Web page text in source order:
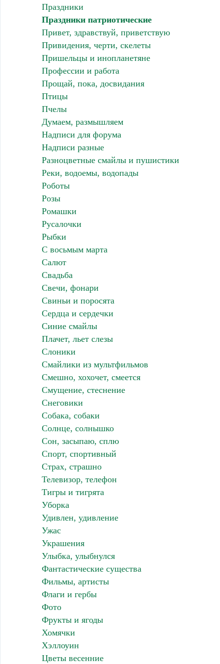
Праздники
Праздники патриотические
Привет, здравствуй, приветствую
Привидения, черти, скелеты
Пришельцы и инопланетяне
Профессии и работа
Прощай, пока, досвидания
Птицы
Пчелы
Думаем, размышляем
Надписи для форума
Надписи разные
Разноцветные смайлы и пушистики
Реки, водоемы, водопады
Роботы
Розы
Ромашки
Русалочки
Рыбки
С восьмым марта
Салют
Свадьба
Свечи, фонари
Свиньи и поросята
Сердца и сердечки
Синие смайлы
Плачет, льет слезы
Слоники
Смайлики из мультфильмов
Смешно, хохочет, смеется
Смущение, стеснение
Снеговики
Собака, собаки
Солнце, солнышко
Сон, засыпаю, сплю
Спорт, спортивный
Страх, страшно
Телевизор, телефон
Тигры и тигрята
Уборка
Удивлен, удивление
Ужас
Украшения
Улыбка, улыбнулся
Фантастические существа
Фильмы, артисты
Флаги и гербы
Фото
Фрукты и ягоды
Хомячки
Хэллоуин
Цветы весенние